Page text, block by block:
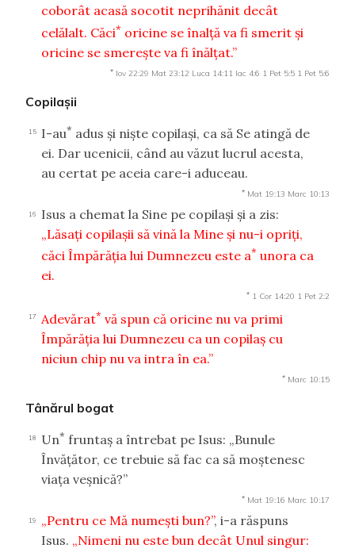
coborât acasă socotit neprihănit decât
celălalt. Căci* oricine se înalţă va fi smerit şi
oricine se smereşte va fi înălţat.”
* Iov 22:29 Mat 23:12 Luca 14:11 Iac 4:6 1 Pet 5:5 1 Pet 5:6
Copilaşii
15 I-au* adus şi nişte copilaşi, ca să Se atingă de
ei. Dar ucenicii, când au văzut lucrul acesta,
au certat pe aceia care-i aduceau.
* Mat 19:13 Marc 10:13
16
Isus a chemat la Sine pe copilaşi şi a zis:
„Lăsaţi copilaşii să vină la Mine şi nu-i opriţi,
căci Împărăţia lui Dumnezeu este a* unora ca
ei.
* 1 Cor 14:20 1 Pet 2:2
17 Adevărat* vă spun că oricine nu va primi
Împărăţia lui Dumnezeu ca un copilaş cu
niciun chip nu va intra în ea.”
* Marc 10:15
Tânărul bogat
18 Un* fruntaş a întrebat pe Isus: „Bunule
Învăţător, ce trebuie să fac ca să moştenesc
viaţa veşnică?”
* Mat 19:16 Marc 10:17
19 „Pentru ce Mă numeşti bun?”, i-a răspuns
Isus. „Nimeni nu este bun decât Unul singur: